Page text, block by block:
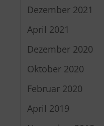
Dezember 2021
April 2021
Dezember 2020
Oktober 2020
Februar 2020
April 2019